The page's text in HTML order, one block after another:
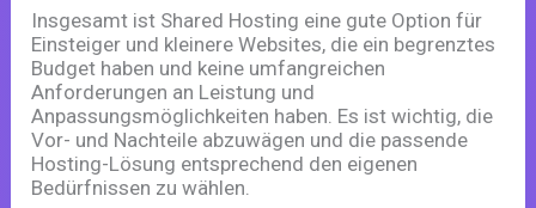
Insgesamt ist Shared Hosting eine gute Option für
Einsteiger und kleinere Websites, die ein begrenztes
Budget haben und keine umfangreichen
Anforderungen an Leistung und
Anpassungsmöglichkeiten haben. Es ist wichtig, die
Vor- und Nachteile abzuwägen und die passende
Hosting-Lösung entsprechend den eigenen
Bedürfnissen zu wählen.